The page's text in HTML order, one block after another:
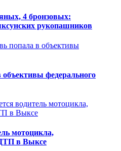
4 бронзовых:
рукопашников
федерального
мотоцикла,
в Выксе